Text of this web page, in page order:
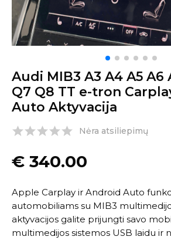
Audi MIB3 A3 A4 A5 A6
Q7 Q8 TT e-tron
Auto Aktyvacija
Nėra atsiliepimų
€ 340.00
Apple Carplay ir Android Auto
automobiliams su MIB3
aktyvacijos galite prijungti savo
multimedijos sistemos USB laidu ir